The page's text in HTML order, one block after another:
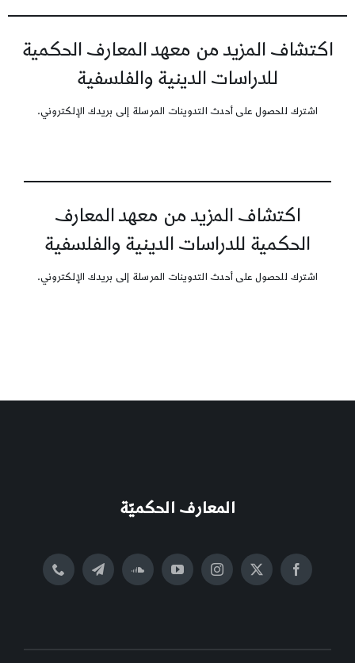
اكتشاف المزيد من معهد المعارف الحكمية
للدراسات الدينية والفلسفية
اشترك للحصول على أحدث التدوينات المرسلة إلى بريدك الإلكتروني.
اكتشاف المزيد من معهد المعارف
الحكمية للدراسات الدينية والفلسفية
اشترك للحصول على أحدث التدوينات المرسلة إلى بريدك الإلكتروني.
المعارف الحكميّة